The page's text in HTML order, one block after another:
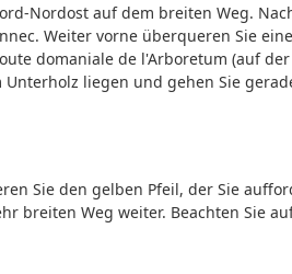
Nordost auf dem breiten Weg.
Weiter vorne überqueren Sie
domaniale de l'Arboretum (auf
liegen und gehen Sie
Sie den gelben Pfeil, der Sie
breiten Weg weiter. Beachten Sie